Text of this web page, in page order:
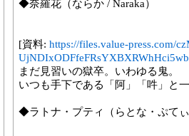
◆奈羅花（ならか / Naraka）
[資料: https://files.value-press.com/
まだ見習いの獄卒。いわゆる鬼。
いつも手下である「阿」「吽」と
◆ラトナ・プティ（らとな・ぷてぃ